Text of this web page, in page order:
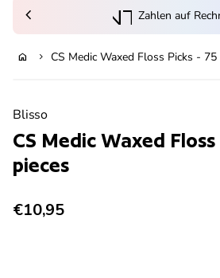
Ausverkauft
(Link öffnet in neuem Tab/Fenster)
Zahlen auf
chevron_left
home chevron_right CS Medic Waxed Floss Picks - 75
Blisso
CS Medic Waxed Floss
pieces
Regulärer Preis
€10,95